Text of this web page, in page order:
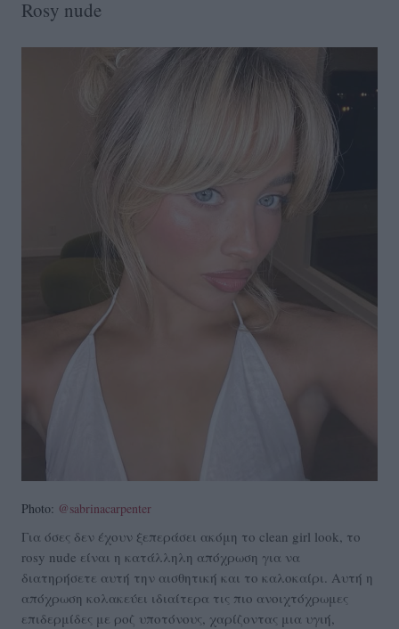
Rosy nude
Photo: @sabrinacarpenter
Για όσες δεν έχουν ξεπεράσει ακόμη το clean girl look, το
rosy nude είναι η κατάλληλη απόχρωση για να
διατηρήσετε αυτή την αισθητική και το καλοκαίρι. Αυτή η
απόχρωση κολακεύει ιδιαίτερα τις πιο ανοιχτόχρωμες
επιδερμίδες με ροζ υποτόνους, χαρίζοντας μια υγιή,